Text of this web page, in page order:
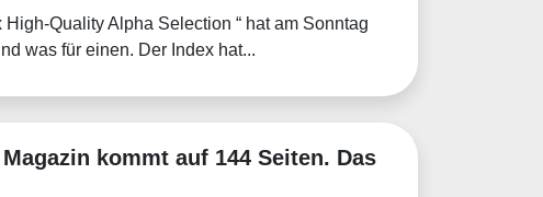
High-Quality Alpha Selection “ hat am Sonntag
was für einen. Der Index hat...
kommt auf 144 Seiten. Das